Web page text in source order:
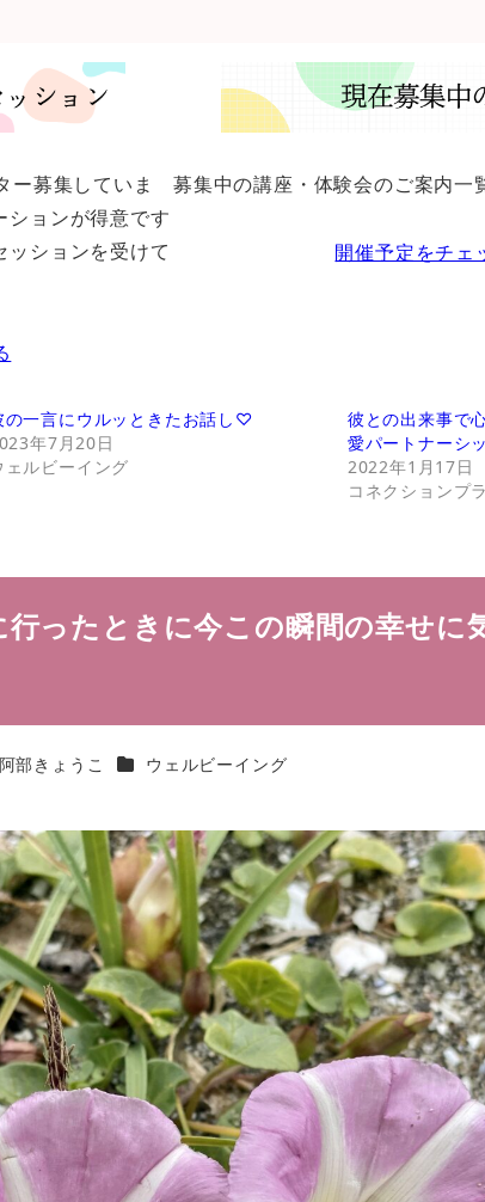
ー募集していま
ションが得意です
ションを受けて
募集中の講座・体験会のご案内一
開催予定をチェ
の一言にウルッときたお話し♡
年7月20日
ェルビーイング
彼との出来事で
愛パートナーシ
2022年1月17日
コネクションプ
ったときに今この瞬間の幸せに
阿部きょうこ カテゴリー
ウェルビーイング